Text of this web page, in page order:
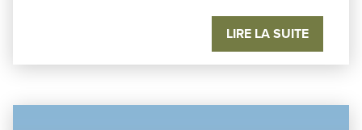
LIRE LA SUITE